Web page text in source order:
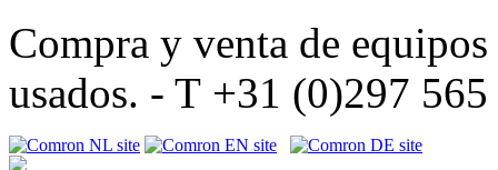
Compra y venta de
usados. - T +31 (0)297